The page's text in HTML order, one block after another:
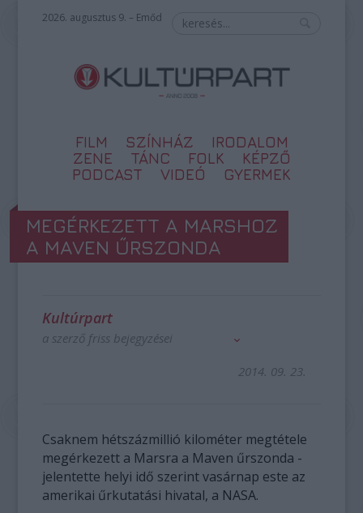
2026. augusztus 9. – Emőd
FILM SZÍNHÁZ
IRODALOM
ZENE
TÁNC FOLK
KÉPZŐ
PODCAST
VIDEÓ GYERMEK
MEGÉRKEZETT A MARSHOZ
A MAVEN ŰRSZONDA
Kultúrpart
a szerző friss bejegyzései
2014. 09. 23.
Csaknem hétszázmillió kilométer megtétele
megérkezett a Marsra a Maven űrszonda -
jelentette helyi idő szerint vasárnap este az
amerikai űrkutatási hivatal, a NASA.